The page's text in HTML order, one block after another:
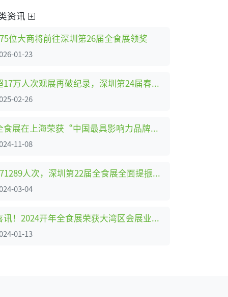
资讯
位大商将前往深圳第26届全食展领奖
01-23
超17万人次观展再破纪录，深圳第24届春季全食展圆满落幕
02-26
全食展在上海荣获“中国最具影响力品牌展会”大奖
11-08
171289人次，深圳第22届全食展全面提振行业，再创新纪录
03-04
喜讯！2024开年全食展荣获大湾区会展业“杰出贡献”大奖！
01-13